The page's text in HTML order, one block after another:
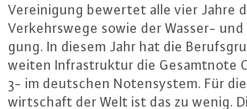
Ver­ei­ni­gung bewertet alle vier Jahre
Ver­kehrs­we­ge sowie der Wasser-
gung. In diesem Jahr hat die
wei­ten In­fra­struk­tur die Ge­samt­no­te
3- im deutschen No­ten­sys­tem. Für
wirt­schaft der Welt ist das zu wenig.